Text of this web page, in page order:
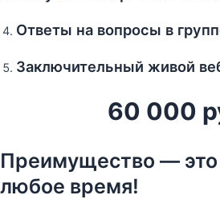
Ответы на вопросы в
Заключительный живой
60 000
Преимущество — это
любое время!